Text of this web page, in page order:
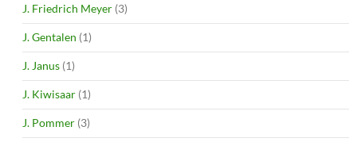
J. Friedrich Meyer (3)
J. Gentalen (1)
J. Janus (1)
J. Kiwisaar (1)
J. Pommer (3)